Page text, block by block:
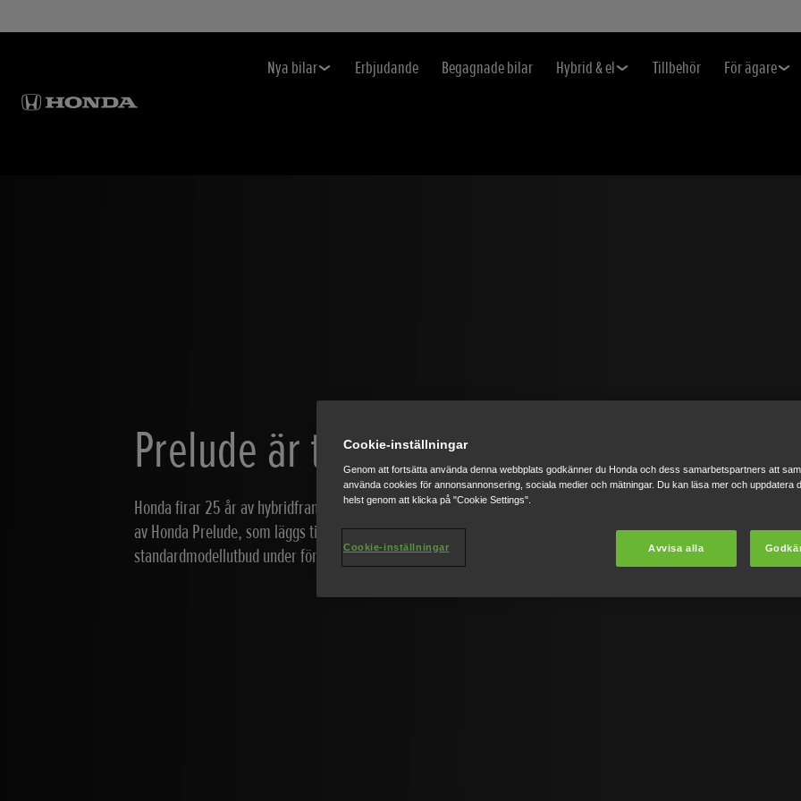
Nya bilar Erbjudande Begagnade bilar Hybrid & el Tillbehör För ägare
Prelude är tillbaka
Honda firar 25 år av hybridframgångar med den europeiska debuten
av Honda Prelude, som läggs till i Hondas helt elektrifierade
standardmodellutbud under första halvåret 2026.
Cookie-inställningar
Genom att fortsätta använda denna webbplats godkänner du Honda och dess samarbetspartners att
använda cookies för annonsannonsering, sociala medier och mätningar. Du kan läsa mer och uppdatera
helst genom att klicka på "Cookie Settings".
Avvisa alla
Cookie-inställningar